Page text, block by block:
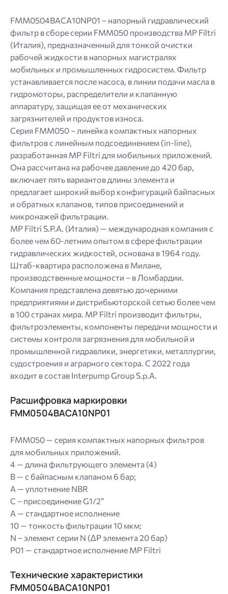
FMM0504BACA10NP01 – напорный гидравлический
фильтр в сборе серии FMM050 производства MP Filtri
(Италия), предназначенный для тонкой очистки
рабочей жидкости в напорных магистралях
мобильных и промышленных гидросистем. Фильтр
устанавливается после насоса, в линии подачи масла в
гидромоторы, распределители и клапанную
аппаратуру, защищая ее от механических
загрязнителей и продуктов износа.
Серия FMM050 – линейка компактных напорных
фильтров с линейным подсоединением (in-line),
разработанная MP Filtri для мобильных приложений.
Она рассчитана на рабочее давление до 420 бар,
включает пять вариантов длины элемента и
предлагает широкий выбор конфигураций байпасных
и обратных клапанов, типов присоединений и
микронажей фильтрации.
MP Filtri S.P.A. (Италия) — международная компания с
более чем 60-летним опытом в сфере фильтрации
гидравлических жидкостей, основана в 1964 году.
Штаб-квартира расположена в Милане,
производственные мощности – в Ломбардии.
Компания представлена ​​девятью дочерними
предприятиями и дистрибьюторской сетью более чем
в 100 странах мира. MP Filtri производит фильтры,
фильтроэлементы, компоненты передачи мощности и
системы контроля загрязнения для мобильной и
промышленной гидравлики, энергетики, металлургии,
судостроения и аграрного сектора. С 2022 года
входит в состав Interpump Group S.p.A.
Расшифровка маркировки
FMM0504BACA10NP01
FMM050 — серия компактных напорных фильтров
для мобильных приложений.
4 — длина фильтрующего элемента (4)
B — с байпасным клапаном 6 бар;
A — уплотнение NBR
C – присоединение G1/2”
A — стандартное исполнение
10 — тонкость фильтрации 10 мкм;
N – элемент серии N (ΔP элемента 20 бар)
P01 — стандартное исполнение MP Filtri
Технические характеристики
FMM0504BACA10NP01